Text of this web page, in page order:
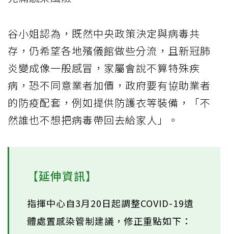
谷小姐認為，既然中央政策決定與病毒共
存，仍希望各地殯儀館做些分流，且新冠肺
炎變成像一般感冒，家屬會說不算特殊疾
病，恐不同意業者加價，政府要有協助業者
的防疫配套，例如提供防護衣等裝備，「不
然誰也不想把病毒帶回去給家人」。
【延伸資訊】
指揮中心自3月20日起調整COVID-19遺
體處置感染管制建議，修正重點如下：